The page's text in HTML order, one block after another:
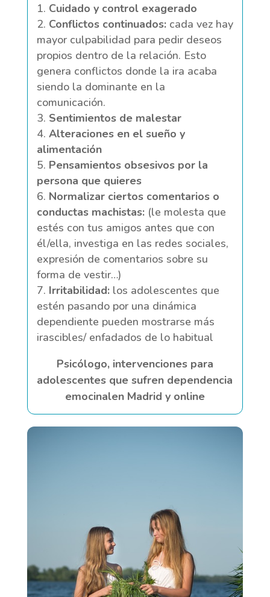
Cuidado y control exagerado
Conflictos continuados:cada vez hay
mayor culpabilidad para pedir deseos
propios dentro de la relación. Esto
genera conflictos donde la ira acaba
siendo la dominante en la
comunicación.
Sentimientos de malestar
Alteraciones en el sueño y
alimentación
Pensamientos obsesivos por la
persona que quieres
Normalizar ciertos comentarios o
conductas machistas: (le molesta que
estés con tus amigos antes que con
él/ella, investiga en las redes sociales,
expresión de comentarios sobre su
forma de vestir…)
Irritabilidad: los adolescentes que
estén pasando por una dinámica
dependiente pueden mostrarse más
irascibles/ enfadados de lo habitual
Psicólogo, intervenciones para
adolescentes que sufren dependencia
emocinalen Madrid y online